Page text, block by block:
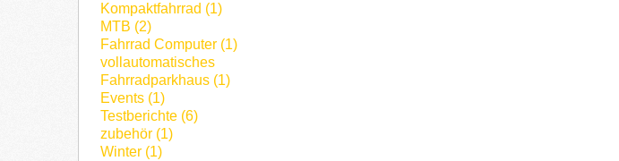
Kompaktfahrrad (1)
MTB (2)
Fahrrad Computer (1)
vollautomatisches
Fahrradparkhaus (1)
Events (1)
Testberichte (6)
zubehör (1)
Winter (1)